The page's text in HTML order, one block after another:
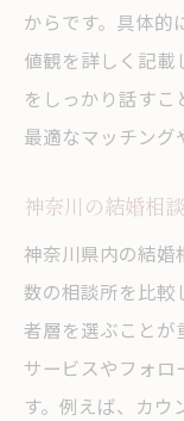
からです。具体的
値観を詳しく記載
をしっかり話すこ
最適なマッチング
神奈川の結婚相
神奈川県内の結婚
数の相談所を比較
者層を選ぶことが
サービスやフォロ
す。例えば、カウ